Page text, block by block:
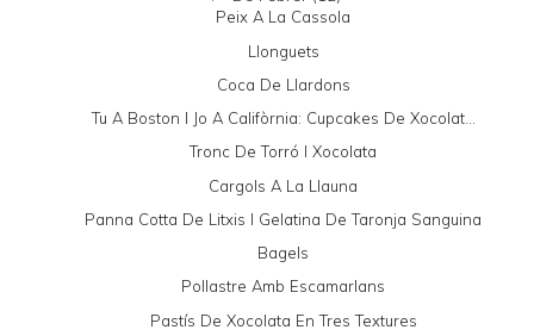
Peix A La Cassola
Llonguets
Coca De Llardons
Tu A Boston I Jo A Califòrnia: Cupcakes De Xocolat...
Tronc De Torró I Xocolata
Cargols A La Llauna
Panna Cotta De Litxis I Gelatina De Taronja Sanguina
Bagels
Pollastre Amb Escamarlans
Pastís De Xocolata En Tres Textures